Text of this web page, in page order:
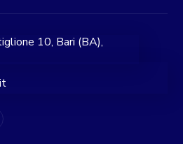
10, Bari (BA),